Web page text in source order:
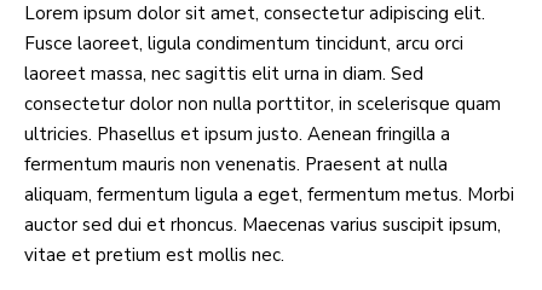
Lorem ipsum dolor sit amet, consectetur adipiscing elit.
Fusce laoreet, ligula condimentum tincidunt, arcu orci
laoreet massa, nec sagittis elit urna in diam. Sed
consectetur dolor non nulla porttitor, in scelerisque quam
ultricies. Phasellus et ipsum justo. Aenean fringilla a
fermentum mauris non venenatis. Praesent at nulla
aliquam, fermentum ligula a eget, fermentum metus. Morbi
auctor sed dui et rhoncus. Maecenas varius suscipit ipsum,
vitae et pretium est mollis nec.